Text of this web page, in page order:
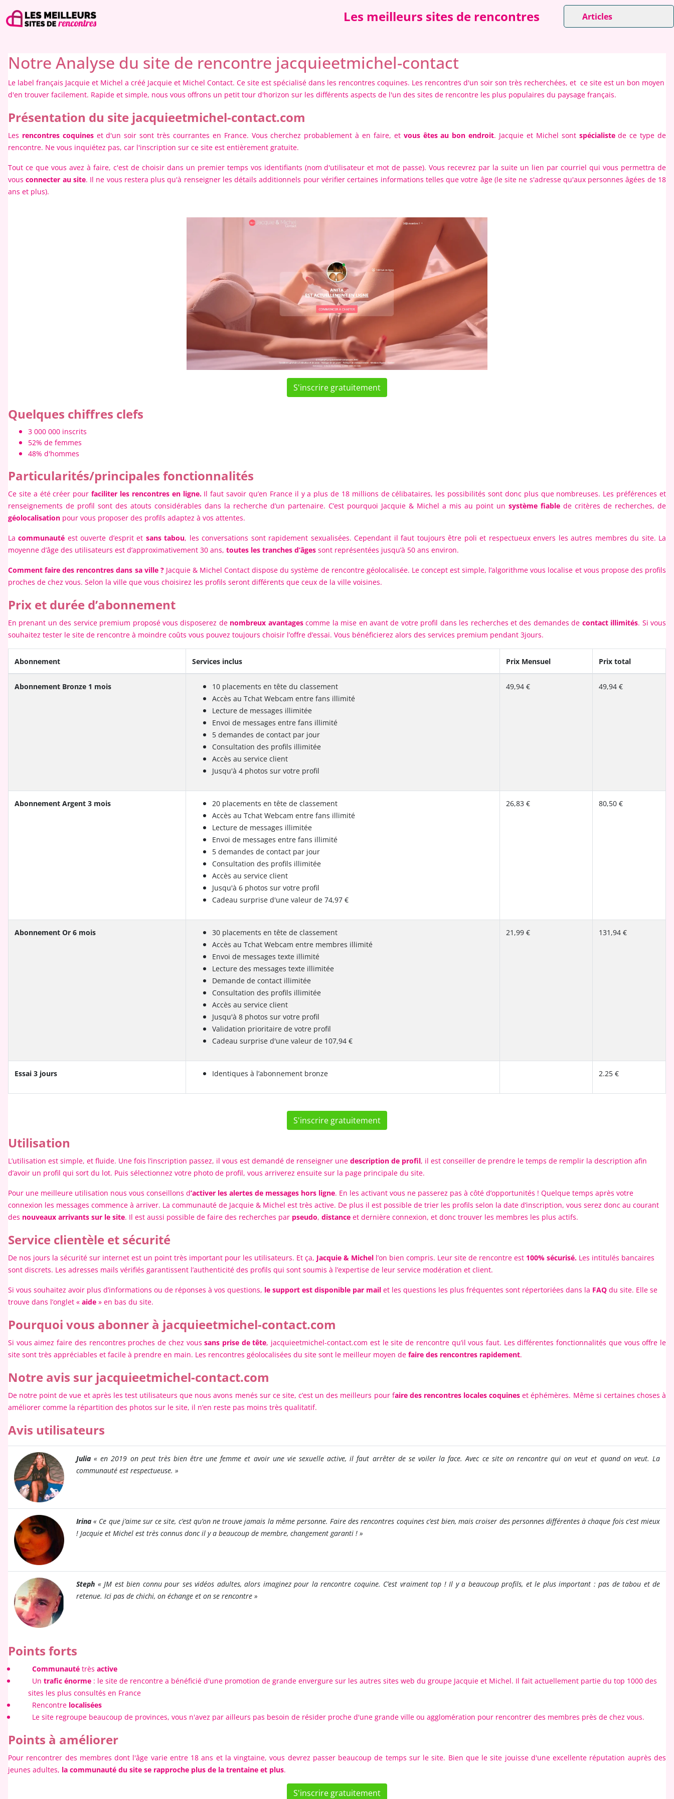
Les meilleurs sites de rencontres Articles
Notre Analyse du site de rencontre jacquieetmichel-contact
Le label français Jacquie et Michel a créé Jacquie et Michel Contact. Ce site est spécialisé dans les rencontres coquines. Les rencontres d'un soir son très recherchées, et ce site est un bon moyen
d'en trouver facilement. Rapide et simple, nous vous offrons un petit tour d'horizon sur les différents aspects de l'un des sites de rencontre les plus populaires du paysage français.
Présentation du site jacquieetmichel-contact.com
Les rencontres coquineset d'un soir sont très courrantes en France. Vous cherchez probablement à en faire, et vous êtes au bon endroit. Jacquie et Michel sont spécialistede ce type de
rencontre. Ne vous inquiétez pas, car l'inscription sur ce site est entièrement gratuite.
Tout ce que vous avez à faire, c'est de choisir dans un premier temps vos identifiants (nom d'utilisateur et mot de passe). Vous recevrez par la suite un lien par courriel qui vous permettra de
vousconnecter au site. Il ne vous restera plus qu'à renseigner les détails additionnels pour vérifier certaines informations telles que votre âge (le site ne s'adresse qu'aux personnes âgées de 18
ans et plus).
S'inscrire gratuitement
Quelques chiffres clefs
3 000 000 inscrits
52% de femmes
48% d'hommes
Particularités/principales fonctionnalités
Ce site a été créer pourfaciliter les rencontres en ligne.Il faut savoir qu’en France il y a plus de 18 millions de célibataires, les possibilités sont donc plus que nombreuses. Les préférences et
renseignements de profil sont des atouts considérables dans la recherche d’un partenaire. C’est pourquoi Jacquie & Michel a mis au point un système fiable de critères de recherches, de
géolocalisation pour vous proposer des profils adaptez à vos attentes.
Lacommunauté est ouverte d’esprit et sans tabou, les conversations sont rapidement sexualisées. Cependant il faut toujours être poli et respectueux envers les autres membres du site. La
moyenne d’âge des utilisateurs est d’approximativement 30 ans, toutes les tranches d’âges sont représentées jusqu’à 50 ans environ.
Comment faire des rencontres dans sa ville ?Jacquie & Michel Contact dispose du système de rencontre géolocalisée. Le concept est simple, l’algorithme vous localise et vous propose des profils
proches de chez vous. Selon la ville que vous choisirez les profils seront différents que ceux de la ville voisines.
Prix et durée d’abonnement
En prenant un des service premium proposé vous disposerez de nombreux avantagescomme la mise en avant de votre profil dans les recherches et des demandes de contact illimités. Si vous
souhaitez tester le site de rencontre à moindre coûts vous pouvez toujours choisir l’offre d’essai. Vous bénéficierez alors des services premium pendant 3jours.
Abonnement Services inclus Prix Mensuel Prix total
Abonnement Bronze 1 mois
10 placements en tête du classement
Accès au Tchat Webcam entre fans illimité
Lecture de messages illimitée
Envoi de messages entre fans illimité
5 demandes de contact par jour
Consultation des profils illimitée
Accès au service client
Jusqu'à 4 photos sur votre profil
49,94 € 49,94 €
Abonnement Argent 3 mois
20 placements en tête de classement
Accès au Tchat Webcam entre fans illimité
Lecture de messages illimitée
Envoi de messages entre fans illimité
5 demandes de contact par jour
Consultation des profils illimitée
Accès au service client
Jusqu'à 6 photos sur votre profil
Cadeau surprise d'une valeur de 74,97 €
26,83 € 80,50 €
Abonnement Or 6 mois
30 placements en tête de classement
Accès au Tchat Webcam entre membres illimité
Envoi de messages texte illimité
Lecture des messages texte illimitée
Demande de contact illimitée
Consultation des profils illimitée
Accès au service client
Jusqu'à 8 photos sur votre profil
Validation prioritaire de votre profil
Cadeau surprise d'une valeur de 107,94 €
21,99 € 131,94 €
Essai 3 jours Identiques à l’abonnement bronze 2.25 €
S'inscrire gratuitement
Utilisation
L’utilisation est simple, et fluide. Une fois l’inscription passez, il vous est demandé de renseigner une description de profil, il est conseiller de prendre le temps de remplir la description afin
d’avoir un profil qui sort du lot. Puis sélectionnez votre photo de profil, vous arriverez ensuite sur la page principale du site.
Pour une meilleure utilisation nous vous conseillons d’activer les alertes de messages hors ligne. En les activant vous ne passerez pas à côté d’opportunités ! Quelque temps après votre
connexion les messages commence à arriver. La communauté de Jacquie & Michel est très active. De plus il est possible de trier les profils selon la date d’inscription, vous serez donc au courant
des nouveaux arrivants sur le site. Il est aussi possible de faire des recherches par pseudo, distance et dernière connexion, et donc trouver les membres les plus actifs.
Service clientèle et sécurité
De nos jours la sécurité sur internet est un point très important pour les utilisateurs. Et ça, Jacquie & Michel l’on bien compris. Leur site de rencontre est 100% sécurisé. Les intitulés bancaires
sont discrets. Les adresses mails vérifiés garantissent l’authenticité des profils qui sont soumis à l’expertise de leur service modération et client.
Si vous souhaitez avoir plus d’informations ou de réponses à vos questions, le support est disponible par mail et les questions les plus fréquentes sont répertoriées dans la FAQ du site. Elle se
trouve dans l’onglet « aide » en bas du site.
Pourquoi vous abonner à jacquieetmichel-contact.com
Si vous aimez faire des rencontres proches de chez voussans prise de tête, jacquieetmichel-contact.com est le site de rencontre qu’il vous faut. Les différentes fonctionnalités que vous offre le
site sont très appréciables et facile à prendre en main. Les rencontres géolocalisées du site sont le meilleur moyen de faire des rencontres rapidement.
Notre avis sur jacquieetmichel-contact.com
De notre point de vue et après les test utilisateurs que nous avons menés sur ce site, c’est un des meilleurs pour faire des rencontres locales coquines et éphémères. Même si certaines choses à
améliorer comme la répartition des photos sur le site, il n’en reste pas moins très qualitatif.
Avis utilisateurs
Julia « en 2019 on peut très bien être une femme et avoir une vie sexuelle active, il faut arrêter de se voiler la face. Avec ce site on rencontre qui on veut et quand on veut. La
communauté est respectueuse. »
Irina « Ce que j’aime sur ce site, c’est qu’on ne trouve jamais la même personne. Faire des rencontres coquines c’est bien, mais croiser des personnes différentes à chaque fois c’est mieux
! Jacquie et Michel est très connus donc il y a beaucoup de membre, changement garanti ! »
Steph « JM est bien connu pour ses vidéos adultes, alors imaginez pour la rencontre coquine. C’est vraiment top ! Il y a beaucoup profils, et le plus important : pas de tabou et de
retenue. Ici pas de chichi, on échange et on se rencontre »
Points forts
Communauté très active
Un trafic énorme : le site de rencontre a bénéficié d'une promotion de grande envergure sur les autres sites web du groupe Jacquie et Michel. Il fait actuellement partie du top 1000 des
sites les plus consultés en France
Rencontre localisées
Le site regroupe beaucoup de provinces, vous n'avez par ailleurs pas besoin de résider proche d'une grande ville ou agglomération pour rencontrer des membres près de chez vous.
Points à améliorer
Pour rencontrer des membres dont l'âge varie entre 18 ans et la vingtaine, vous devrez passer beaucoup de temps sur le site. Bien que le site jouisse d'une excellente réputation auprès des
jeunes adultes, la communauté du site se rapproche plus de la trentaine et plus.
S'inscrire gratuitement